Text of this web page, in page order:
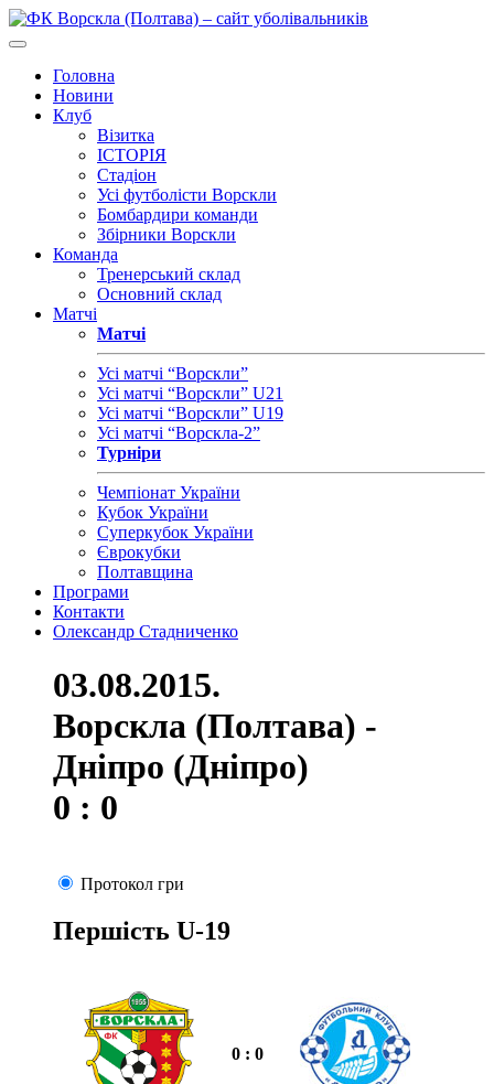
Головна
Новини
Клуб
Візитка
ІСТОРІЯ
Стадіон
Усі футболісти Ворскли
Бомбардири команди
Збірники Ворскли
Команда
Тренерський склад
Основний склад
Матчі
Матчі
Усі матчі “Ворскли”
Усі матчі “Ворскли” U21
Усі матчі “Ворскли” U19
Усі матчі “Ворскла-2”
Турніри
Чемпіонат України
Кубок України
Суперкубок України
Єврокубки
Полтавщина
Програми
Контакти
Олександр Стадниченко
03.08.2015.
Ворскла (Полтава) -
Дніпро (Дніпро)
0 : 0
Протокол гри
Першість U-19
0 : 0